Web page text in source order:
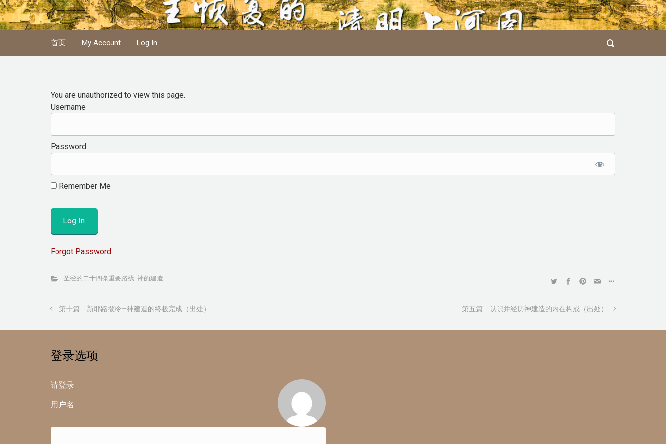
Skip to main content
首页 My Account Log In
You are unauthorized to view this page.
Username
Password
Remember Me
Forgot Password
圣经的二十四条重要路线, 神的建造
第十篇 新耶路撒冷—神建造的终极完成（出处） 第五篇 认识并经历神建造的内在构成（出处）
登录选项
请登录
用户名